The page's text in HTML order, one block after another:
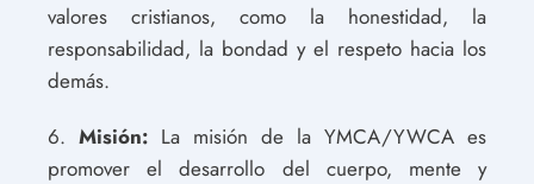
valores cristianos, como la honestidad, la
responsabilidad, la bondad y el respeto hacia los
demás.
6. Misión: La misión de la YMCA/YWCA es
promover el desarrollo del cuerpo, mente y